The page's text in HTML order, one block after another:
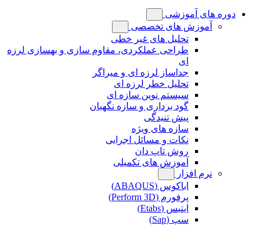
دوره های آموزشی
آموزش های تخصصی
تحلیل های غیر خطی
طراحی عملکردی، مقاوم سازی و بهسازی لرزه
ای
جداساز لرزه ای و میراگر
تحلیل خطر لرزه ای
سیستم نوین سازه ای
گود برداری و سازه نگهبان
پیش تنیدگی
سازه های ویژه
نکات و مسائل اجرایی
روش تاپ دان
آموزش های تکمیلی
نرم افزار
اباکوس (ABAQUS)
پرفورم (Perform 3D)
ایتبس (Etabs)
سپ (Sap)